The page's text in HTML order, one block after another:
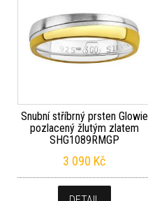
Snubní stříbrný prsten Glowie
pozlacený žlutým zlatem
SHG1089RMGP
3 090 Kč